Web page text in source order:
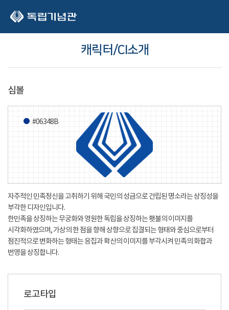
캐릭터/CI소개
심볼
#06348B
자주적인 민족정신을 고취하기 위해 국민의 성금으로 건립된 명소라는 상징성을
부각한 디자인입니다.
한민족을 상징하는 무궁화와 영원한 독립을 상징하는 횃불의 이미지를
시각화하였으며, 가상의 한 점을 향해 상향으로 집결되는 형태와 중심으로부터
점진적으로 변화하는 형태는 응집과 확산의 이미지를 부각시켜 민족의 화합과
번영을 상징합니다.
로고타입